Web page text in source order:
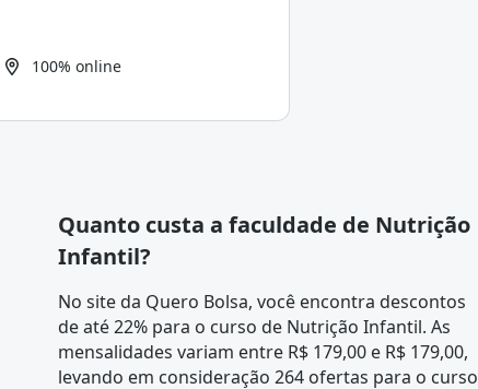
100% online
Quanto custa a faculdade de Nutrição
Infantil?
No site da Quero Bolsa, você encontra descontos
de até 22% para o curso de Nutrição Infantil. As
mensalidades variam entre R$ 179,00 e R$ 179,00,
levando em consideração 264 ofertas para o curso